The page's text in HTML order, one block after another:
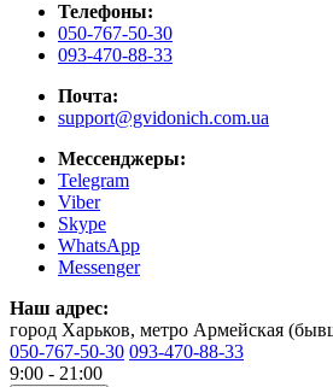
Телефоны:
050-767-50-30
093-470-88-33
Почта:
support@gvidonich.com.ua
Мессенджеры:
Telegram
Viber
Skype
WhatsApp
Messenger
Наш адрес:
город Харьков, метро Армейская
050-767-50-30 093-470-88-33
9:00 - 21:00